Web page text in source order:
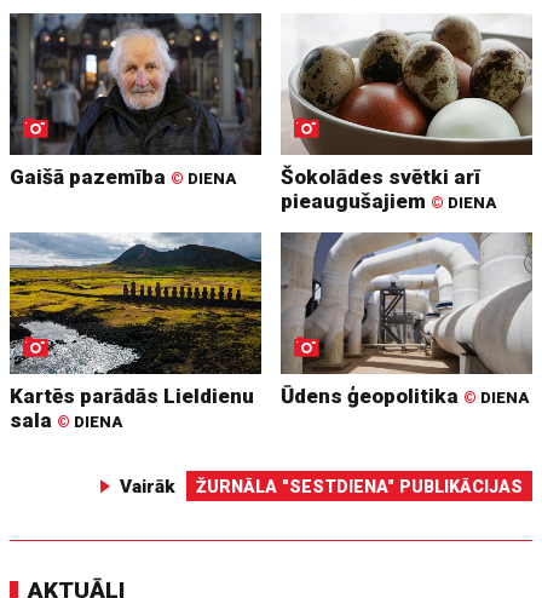
Gaišā pazemība © DIENA
Šokolādes svētki arī
pieaugušajiem © DIENA
Kartēs parādās Lieldienu
sala © DIENA
Ūdens ģeopolitika © DIENA
Vairāk ŽURNĀLA "SESTDIENA" PUBLIKĀCIJAS
AKTUĀLI